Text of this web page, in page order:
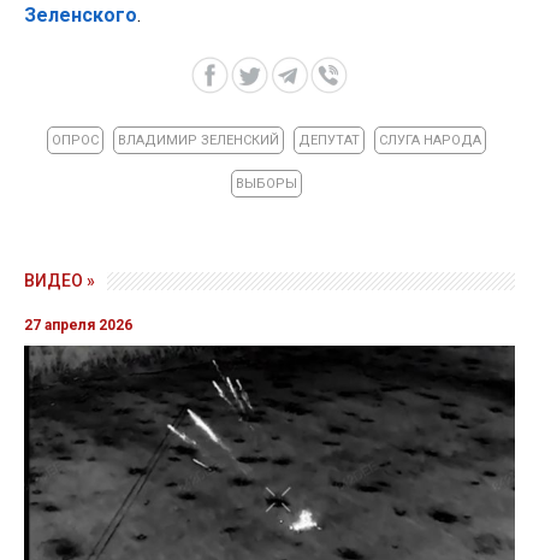
Зеленского.
ОПРОС ВЛАДИМИР ЗЕЛЕНСКИЙ ДЕПУТАТ СЛУГА НАРОДА
ВЫБОРЫ
ВИДЕО »
27 апреля 2026